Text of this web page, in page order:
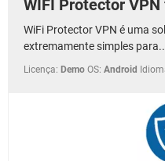
WIFI Protector
WiFi Protector VPN é uma
extremamente simples
Licença: Demo OS: Android